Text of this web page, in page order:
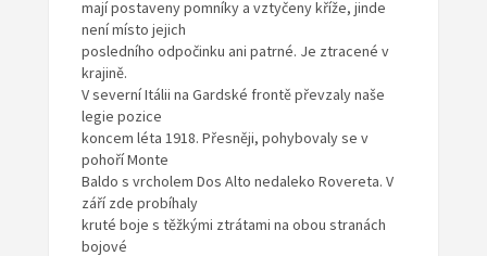
mají postaveny pomníky a vztyčeny kříže, jinde
není místo jejich
posledního odpočinku ani patrné. Je ztracené v
krajině.
V severní Itálii na Gardské frontě převzaly naše
legie pozice
koncem léta 1918. Přesněji, pohybovaly se v
pohoří Monte
Baldo s vrcholem Dos Alto nedaleko Rovereta. V
září zde probíhaly
kruté boje s těžkými ztrátami na obou stranách
bojové